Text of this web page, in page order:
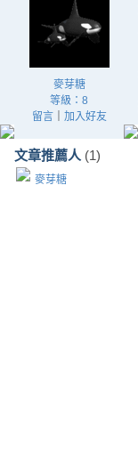
麥芽糖
等級：8
留言｜ 加入好友
文章推薦人 (1)
麥芽糖